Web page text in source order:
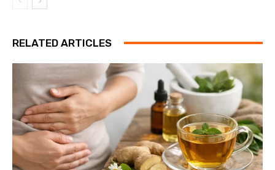
RELATED ARTICLES